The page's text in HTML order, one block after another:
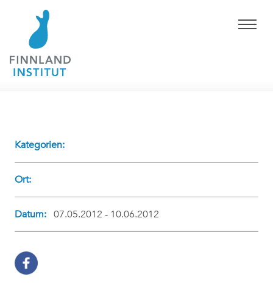
Kategorien:
Ort:
Datum: 07.05.2012 - 10.06.2012